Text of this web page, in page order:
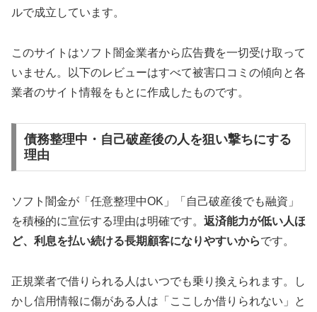
ルで成立しています。
このサイトはソフト闇金業者から広告費を一切受け取って
いません。以下のレビューはすべて被害口コミの傾向と各
業者のサイト情報をもとに作成したものです。
債務整理中・自己破産後の人を狙い撃ちにする
理由
ソフト闇金が「任意整理中OK」「自己破産後でも融資」
を積極的に宣伝する理由は明確です。 返済能力が低い人ほ
ど、利息を払い続ける長期顧客になりやすいからです。
正規業者で借りられる人はいつでも乗り換えられます。し
かし信用情報に傷がある人は「ここしか借りられない」と